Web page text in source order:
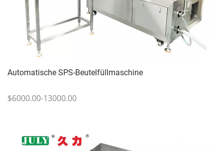
Automatische SPS-Beutelfüllmaschine
$6000.00-13000.00